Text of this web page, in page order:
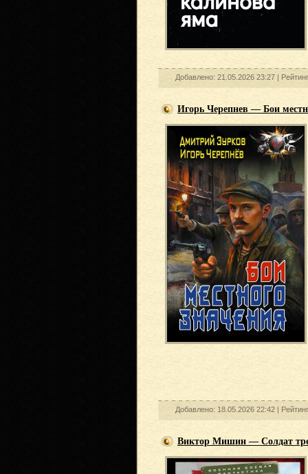
Добавлено: 21.05.2026 23:27 |
Игорь Черепнев — Бои
Добавлено: 18.05.2026 22:42 |
Виктор Мишин — Солдат